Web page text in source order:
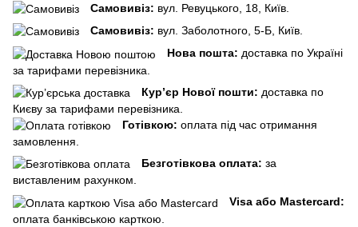
Самовивіз: вул. Ревуцького, 18, Київ.
Самовивіз: вул. Заболотного, 5-Б, Київ.
Нова пошта: доставка по Україні
за тарифами перевізника.
Кур’єр Нової пошти: доставка по
Києву за тарифами перевізника.
Готівкою: оплата під час отримання
замовлення.
Безготівкова оплата: за
виставленим рахунком.
Visa або Mastercard:
оплата банківською карткою.